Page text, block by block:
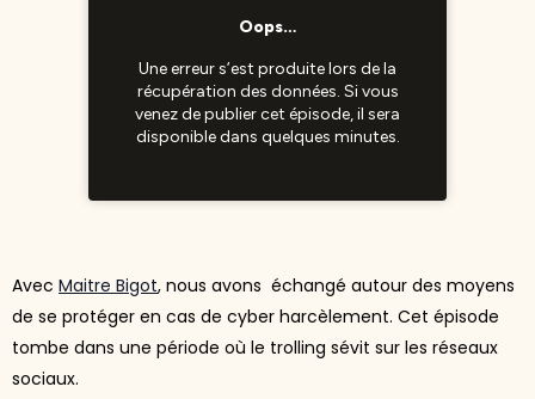
Avec Maitre Bigot, nous avons échangé autour des moyens
de se protéger en cas de cyber harcèlement. Cet épisode
tombe dans une période où le trolling sévit sur les réseaux
sociaux.